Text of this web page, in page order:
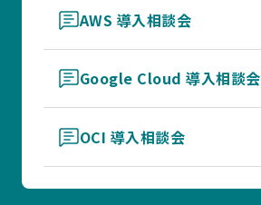
AWS 導入相談会
Google Cloud 導入相談会
OCI 導入相談会